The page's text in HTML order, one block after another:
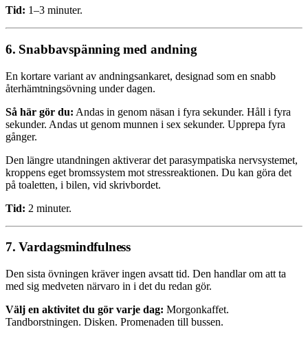
Tid: 1–3 minuter.
6. Snabbavspänning med andning
En kortare variant av andningsankaret, designad som en snabb
återhämtningsövning under dagen.
Så här gör du: Andas in genom näsan i fyra sekunder. Håll i fyra
sekunder. Andas ut genom munnen i sex sekunder. Upprepa fyra
gånger.
Den längre utandningen aktiverar det parasympatiska nervsystemet,
kroppens eget bromssystem mot stressreaktionen. Du kan göra det
på toaletten, i bilen, vid skrivbordet.
Tid: 2 minuter.
7. Vardagsmindfulness
Den sista övningen kräver ingen avsatt tid. Den handlar om att ta
med sig medveten närvaro in i det du redan gör.
Välj en aktivitet du gör varje dag: Morgonkaffet.
Tandborstningen. Disken. Promenaden till bussen.